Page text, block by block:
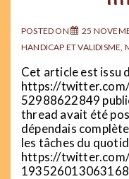
travail,
indépendamment
ma
capacité
à
travailler
POSTED ON 25
HANDICAP ET VALIDISME,
Cet article est issu
https://
52988622849
thread avait été
dépendais
les tâches du
https://